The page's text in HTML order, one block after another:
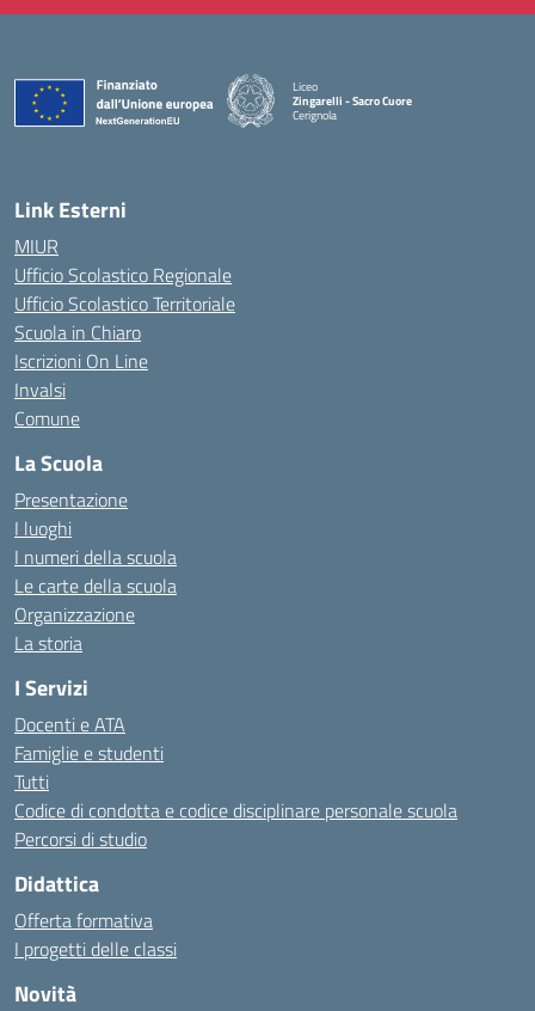
Liceo
Zingarelli - Sacro Cuore
Cerignola
— Visita la pagina iniziale della scuola
Link Esterni
MIUR
Ufficio Scolastico Regionale
Ufficio Scolastico Territoriale
Scuola in Chiaro
Iscrizioni On Line
Invalsi
Comune
La Scuola
Presentazione
I luoghi
I numeri della scuola
Le carte della scuola
Organizzazione
La storia
I Servizi
Docenti e ATA
Famiglie e studenti
Tutti
Codice di condotta e codice disciplinare personale scuola
Percorsi di studio
Didattica
Offerta formativa
I progetti delle classi
Novità